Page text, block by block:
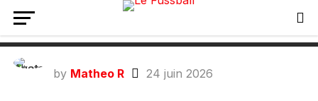
Prêt confirmé pour Nico Schulte-
Kellinghaus en 4ème division !
by Matheo R 24 juin 2026